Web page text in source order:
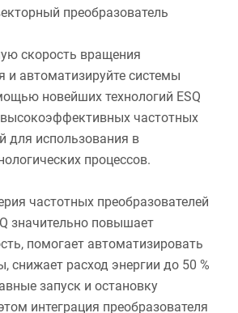
преобразователь
скорость вращения
и автоматизируйте системы
новейших технологий ESQ
частотных
для использования в
процессов.
частотных преобразователей
значительно повышает
помогает автоматизировать
снижает расход энергии до 50 %
запуск и остановку
интеграция преобразователя